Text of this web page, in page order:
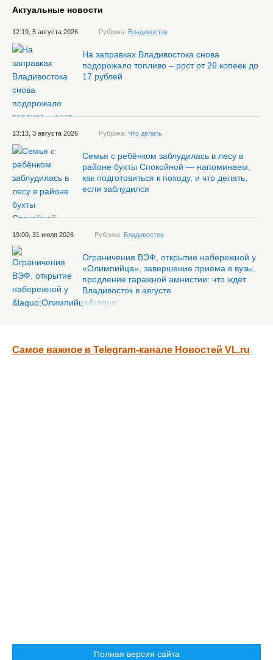
Актуальные новости
12:19, 5 августа 2026 Рубрика: Владивосток
На заправках Владивостока снова
подорожало топливо – рост от 26 копеек до
17 рублей
13:13, 3 августа 2026 Рубрика: Что делать
Семья с ребёнком заблудилась в лесу в
районе бухты Спокойной — напоминаем,
как подготовиться к походу, и что делать,
если заблудился
19:00, 31 июля 2026 Рубрика: Владивосток
Ограничения ВЭФ, открытие набережной у
«Олимпийца», завершение приёма в вузы,
продление гаражной амнистии: что ждёт
Владивосток в августе
Самое важное в Telegram-канале Новостей VL.ru
Полная версия сайта